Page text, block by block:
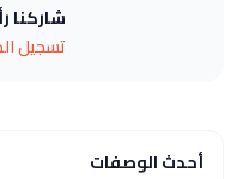
شاركنا
تسجيل
أحدث الوصفات